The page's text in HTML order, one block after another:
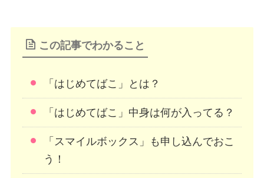
この記事でわかること
「はじめてばこ」とは？
「はじめてばこ」中身は何が入ってる？
「スマイルボックス」も申し込んでおこ
う！